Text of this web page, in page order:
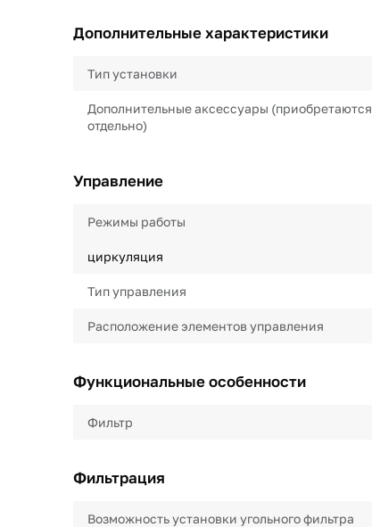
Дополнительные характеристики
Тип установки
Дополнительные аксессуары (приобретаются
отдельно)
Управление
Режимы работы
циркуляция
Тип управления
Расположение элементов управления
Функциональные особенности
Фильтр
Фильтрация
Возможность установки угольного фильтра